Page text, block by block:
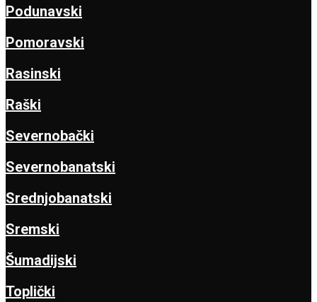
Podunavski
Pomoravski
Rasinski
Raški
Severnobački
Severnobanatski
Srednjobanatski
Sremski
Šumadijski
Toplički